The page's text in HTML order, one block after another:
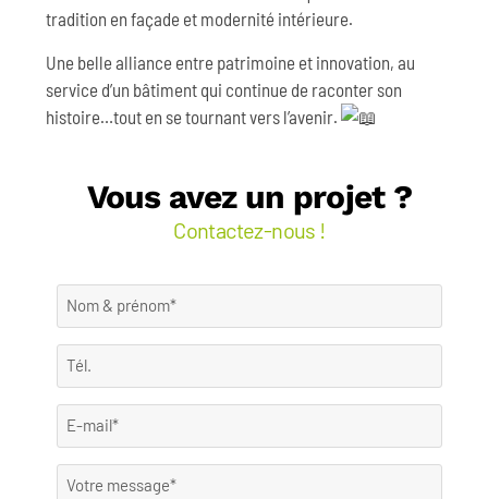
tradition en façade et modernité intérieure.
Une belle alliance entre patrimoine et innovation, au
service d’un bâtiment qui continue de raconter son
histoire…tout en se tournant vers l’avenir.
Vous avez un projet ?
Contactez-nous !